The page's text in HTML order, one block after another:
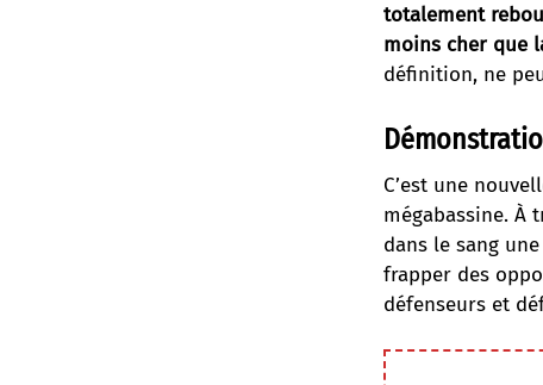
totalement
moins cher que
définition, ne
C’est une
mégabassine. À
dans le sang
frapper des
défenseurs et